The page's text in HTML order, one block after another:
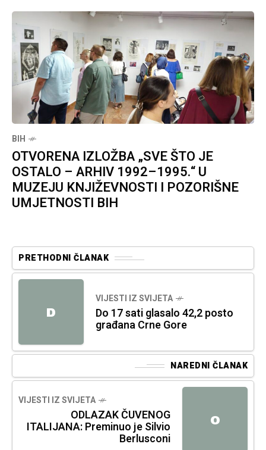
BIH
OTVORENA IZLOŽBA „SVE ŠTO JE
OSTALO – ARHIV 1992–1995.“ U
MUZEJU KNJIŽEVNOSTI I POZORIŠNE
UMJETNOSTI BIH
PRETHODNI ČLANAK
D
VIJESTI IZ SVIJETA
Do 17 sati glasalo 42,2 posto
građana Crne Gore
NAREDNI ČLANAK
O
VIJESTI IZ SVIJETA
ODLAZAK ČUVENOG
ITALIJANA: Preminuo je Silvio
Berlusconi